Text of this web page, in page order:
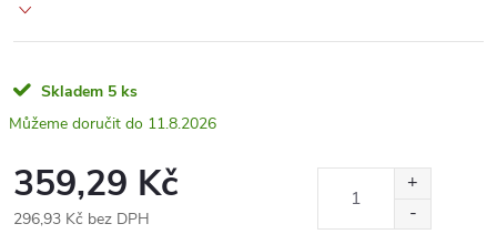
Skladem 5 ks
11.8.2026
359,29 Kč
296,93 Kč bez DPH